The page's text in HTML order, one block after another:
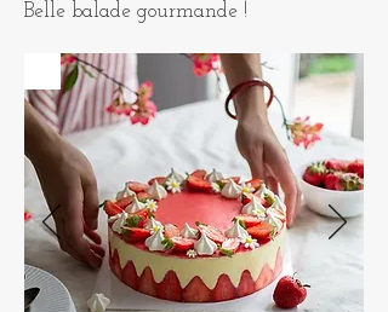
Belle balade gourmande !